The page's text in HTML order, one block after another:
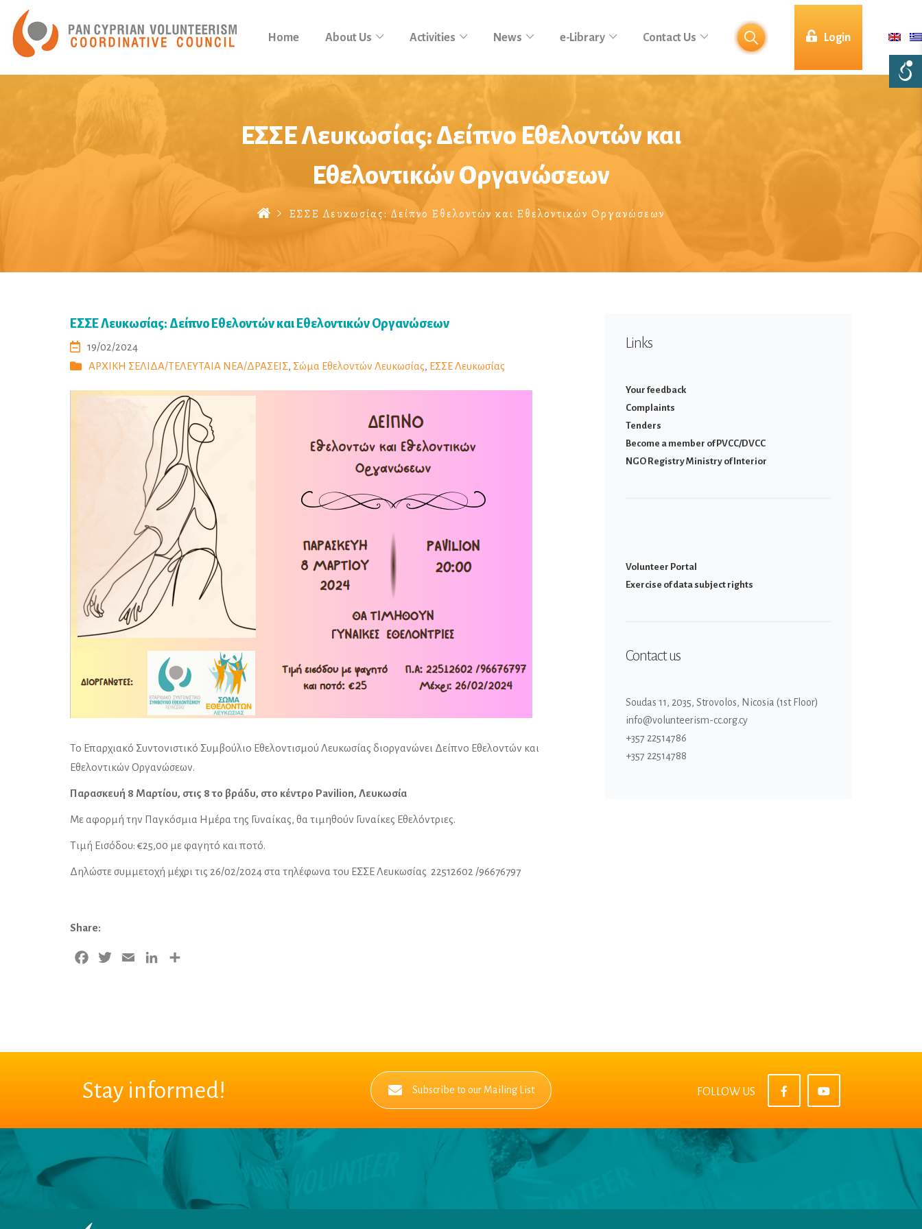
Home About Us Activities News e-Library Contact Us Login
ΕΣΣΕ Λευκωσίας: Δείπνο Εθελοντών και
Εθελοντικών Οργανώσεων
ΕΣΣΕ Λευκωσίας: Δείπνο Εθελοντών και Εθελοντικών Οργανώσεων
ΕΣΣΕ Λευκωσίας: Δείπνο Εθελοντών και Εθελοντικών Οργανώσεων
19/02/2024
ΑΡΧΙΚΗ ΣΕΛΙΔΑ/ΤΕΛΕΥΤΑΙΑ ΝΕΑ/ΔΡΑΣΕΙΣ, Σώμα Εθελοντών Λευκωσίας, ΕΣΣΕ Λευκωσίας
Το Επαρχιακό Συντονιστικό Συμβούλιο Εθελοντισμού Λευκωσίας διοργανώνει Δείπνο Εθελοντών και
Εθελοντικών Οργανώσεων.
Παρασκευή 8 Μαρτίου, στις 8 το βράδυ, στο κέντρο Pavilion, Λευκωσία
Με αφορμή την Παγκόσμια Ημέρα της Γυναίκας, θα τιμηθούν Γυναίκες Εθελόντριες.
Τιμή Εισόδου: €25,00 με φαγητό και ποτό.
Δηλώστε συμμετοχή μέχρι τις 26/02/2024 στα τηλέφωνα του ΕΣΣΕ Λευκωσίας 22512602 /96676797
Share:
Facebook
Twitter Email LinkedIn
Links
Your feedback
Complaints
Tenders
Become a member of PVCC/DVCC
NGO Registry Ministry of Interior
Volunteer Portal
Εxercise of data subject rights
Contact us
Soudas 11, 2035, Strovolos, Nicosia (1st Floor)
info@volunteerism-cc.org.cy
+357 22514786
+357 22514788
Stay informed! Subscribe to our Mailing List FOLLOW US